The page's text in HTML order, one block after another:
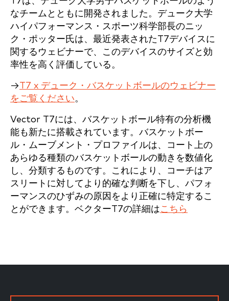
なチームとともに開発されました。デューク大学
ハイパフォーマンス・スポーツ科学部長のニッ
ク・ポッター氏は、最近発表されたT7デバイスに
関するウェビナーで、このデバイスのサイズと効
率性を高く評価している。
→T7 x デューク・バスケットボールのウェビナー
をご覧ください。
Vector T7には、バスケットボール特有の分析機
能も新たに搭載されています。バスケットボー
ル・ムーブメント・プロファイルは、コート上の
あらゆる種類のバスケットボールの動きを数値化
し、分類するものです。これにより、コーチはア
スリートに対してより的確な判断を下し、パフォ
ーマンスのひずみの原因をより正確に特定するこ
とができます。ベクターT7の詳細はこちら